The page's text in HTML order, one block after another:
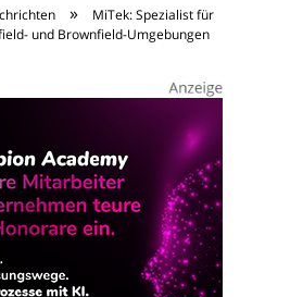
»
MiTek: Spezialist für
und Brownfield-Umgebungen